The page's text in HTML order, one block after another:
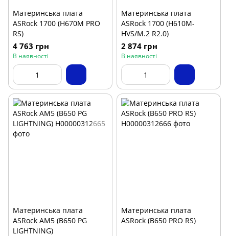
Материнська плата
ASRock 1700 (H670M PRO
RS)
4 763 грн
В наявності
Материнська плата
ASRock 1700 (H610M-
HVS/M.2 R2.0)
2 874 грн
В наявності
Материнська плата
ASRock AM5 (B650 PG
LIGHTNING)
Материнська плата
ASRock (B650 PRO RS)